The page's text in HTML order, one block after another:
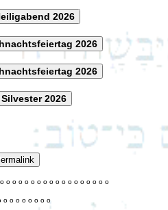
2026
2026
2026
2026
o o o o o o o o o o o o o o o o o o
o o o o o o o o